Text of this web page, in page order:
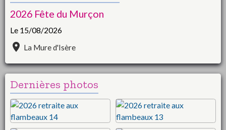
2026 Fête du Murçon
Le 15/08/2026
La Mure d'Isère
Dernières photos